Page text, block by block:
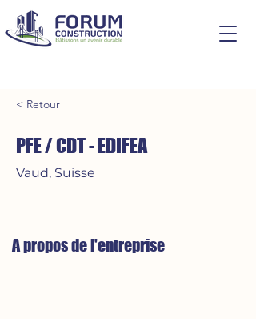
< Retour
PFE / CDT - EDIFEA
Vaud, Suisse
A propos de l'entreprise